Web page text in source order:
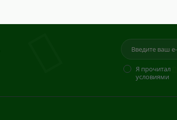
Я прочитал
условиями